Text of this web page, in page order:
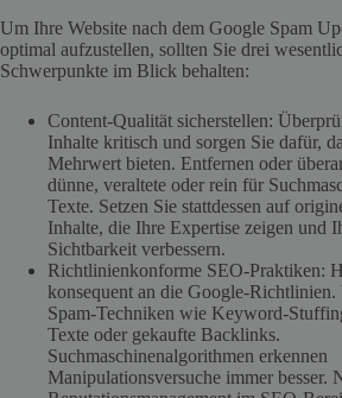
Um Ihre Website nach dem Google Spam
optimal aufzustellen, sollten Sie drei
Schwerpunkte im Blick behalten:
Content-Qualität sicherstellen:
Inhalte kritisch und sorgen Sie dafür,
Mehrwert bieten. Entfernen oder
dünne, veraltete oder rein für
Texte. Setzen Sie stattdessen auf
Inhalte, die Ihre Expertise zeigen und
Sichtbarkeit verbessern.
Richtlinienkonforme SEO-Praktiken:
konsequent an die Google-Richtlinien.
Spam-Techniken wie Keyword-
Texte oder gekaufte Backlinks.
Suchmaschinenalgorithmen erkennen
Manipulationsversuche immer besser.